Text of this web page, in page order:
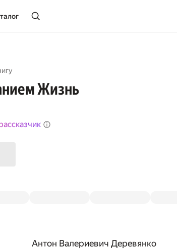
Жизнь
Антон Валериевич Деревянко